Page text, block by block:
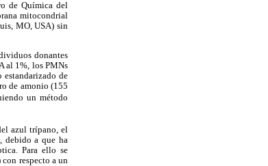
de Química del
mitocondrial
MO, USA) sin
donantes
al 1%, los PMNs
de
de amonio (155
un método
azul trípano, el
debido a que ha
Para ello se
respecto a un